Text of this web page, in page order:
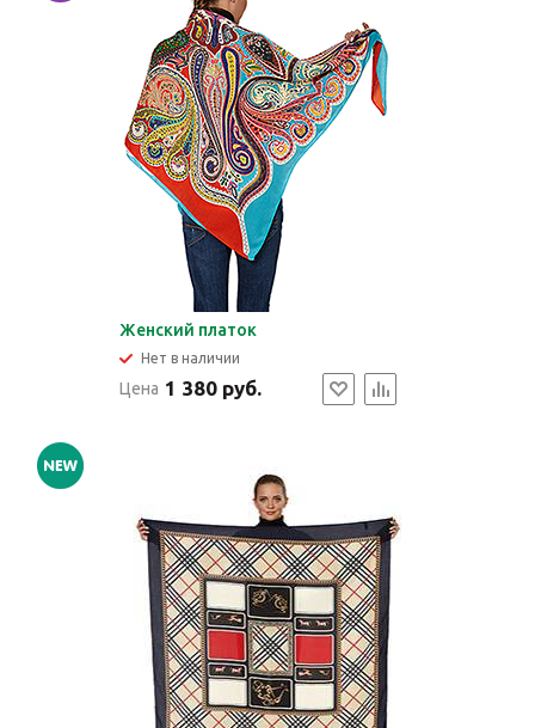
Женский платок
Нет в наличии
Цена 1 380 руб.